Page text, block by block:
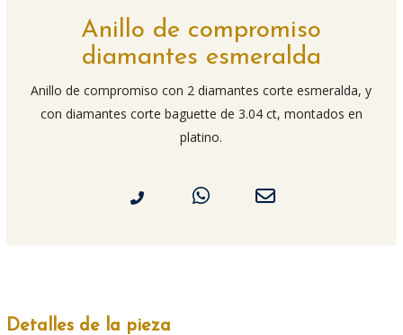
Anillo de compromiso
diamantes esmeralda
Anillo de compromiso con 2 diamantes corte esmeralda, y
con diamantes corte baguette de 3.04 ct, montados en
platino.
Detalles de la pieza